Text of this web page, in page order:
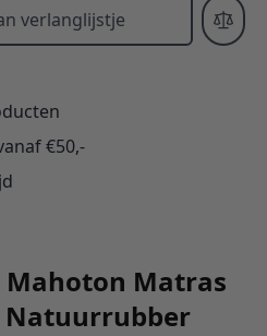
verlanglijstje
€50,-
Mahoton Matras
Natuurrubber